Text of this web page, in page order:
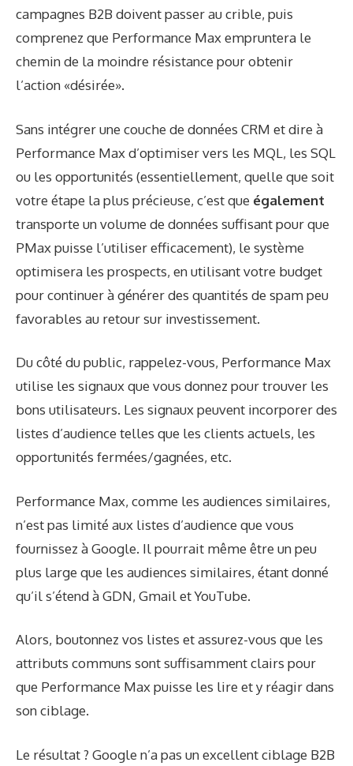
campagnes B2B doivent passer au crible, puis
comprenez que Performance Max empruntera le
chemin de la moindre résistance pour obtenir
l’action «désirée».
Sans intégrer une couche de données CRM et dire à
Performance Max d’optimiser vers les MQL, les SQL
ou les opportunités (essentiellement, quelle que soit
votre étape la plus précieuse, c’est que également
transporte un volume de données suffisant pour que
PMax puisse l’utiliser efficacement), le système
optimisera les prospects, en utilisant votre budget
pour continuer à générer des quantités de spam peu
favorables au retour sur investissement.
Du côté du public, rappelez-vous, Performance Max
utilise les signaux que vous donnez pour trouver les
bons utilisateurs. Les signaux peuvent incorporer des
listes d’audience telles que les clients actuels, les
opportunités fermées/gagnées, etc.
Performance Max, comme les audiences similaires,
n’est pas limité aux listes d’audience que vous
fournissez à Google. Il pourrait même être un peu
plus large que les audiences similaires, étant donné
qu’il s’étend à GDN, Gmail et YouTube.
Alors, boutonnez vos listes et assurez-vous que les
attributs communs sont suffisamment clairs pour
que Performance Max puisse les lire et y réagir dans
son ciblage.
Le résultat ? Google n’a pas un excellent ciblage B2B